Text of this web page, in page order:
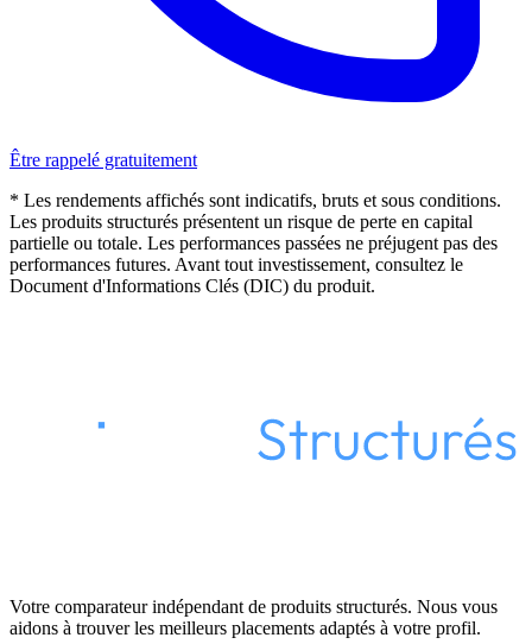
Être rappelé gratuitement
* Les rendements affichés sont indicatifs, bruts et sous conditions.
Les produits structurés présentent un risque de perte en capital
partielle ou totale. Les performances passées ne préjugent pas des
performances futures. Avant tout investissement, consultez le
Document d'Informations Clés (DIC) du produit.
Votre comparateur indépendant de produits structurés. Nous vous
aidons à trouver les meilleurs placements adaptés à votre profil.